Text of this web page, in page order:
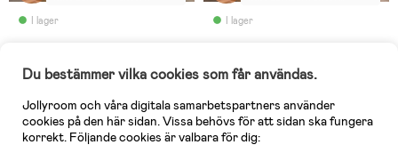
I lagerdet är helt suveränt att
fungerar från nyfödd med
Bilbarnstol, Black Mesh
2 995 kr(Medl.pris2 795 kr)
Tid. pris: 4 199 kr
I lagerdet är helt suveränt att
fungerar från nyfödd med
Bilbarnstol, Black Stone
2 995 kr
Tid. pris: 3 999 kr
Du bestämmer vilka cookies som får användas.
Jollyroom och våra digitala samarbetspartners använder
cookies på den här sidan. Vissa behövs för att sidan ska fungera
korrekt. Följande cookies är valbara för dig: